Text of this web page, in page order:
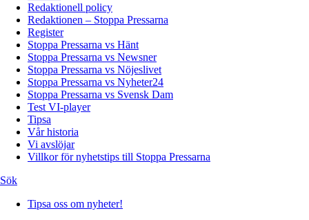
Redaktionell policy
Redaktionen – Stoppa Pressarna
Register
Stoppa Pressarna vs Hänt
Stoppa Pressarna vs Newsner
Stoppa Pressarna vs Nöjeslivet
Stoppa Pressarna vs Nyheter24
Stoppa Pressarna vs Svensk Dam
Test VI-player
Tipsa
Vår historia
Vi avslöjar
Villkor för nyhetstips till Stoppa Pressarna
Sök
Tipsa oss om nyheter!